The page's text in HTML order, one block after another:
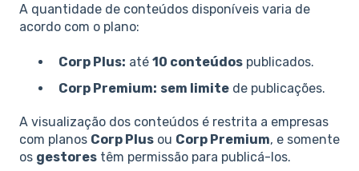
A quantidade de conteúdos disponíveis varia de
acordo com o plano:
Corp Plus: até 10 conteúdos publicados.
Corp Premium: sem limite de publicações.
A visualização dos conteúdos é restrita a empresas
com planos Corp Plus ou Corp Premium, e somente
os gestores têm permissão para publicá-los.